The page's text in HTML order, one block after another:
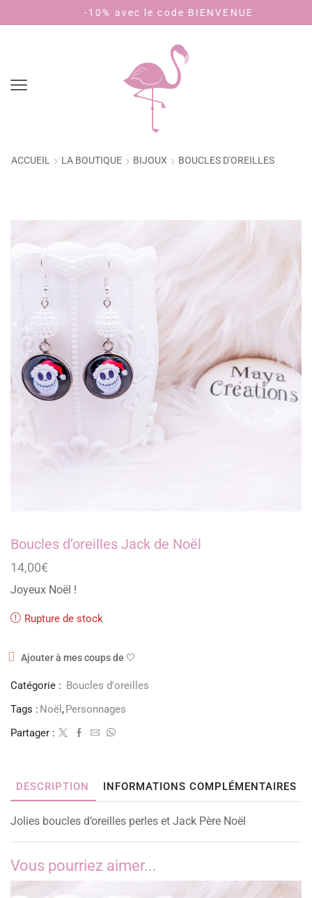
-10% avec le code BIENVENUE
ACCUEIL LA BOUTIQUE BIJOUX BOUCLES D'OREILLES
Boucles d’oreilles Jack de Noël
14,00€
Joyeux Noël !
Rupture de stock
Ajouter à mes coups de 🤍
Catégorie : Boucles d'oreilles
Tags : Noël ,Personnages
Partager :
DESCRIPTION INFORMATIONS COMPLÉMENTAIRES
Jolies boucles d’oreilles perles et Jack Père Noël
Vous pourriez aimer...